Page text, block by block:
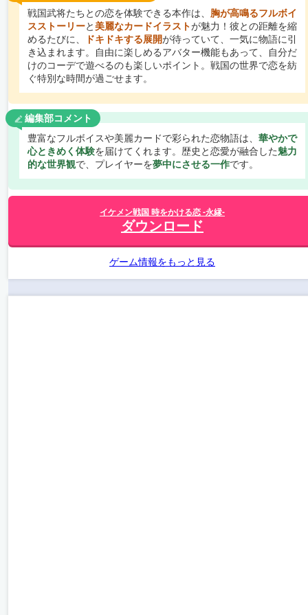
戦国武将たちとの恋を体験できる本作は、 胸が高鳴るフルボイ
スストーリーと美麗なカードイラストが魅力！彼との距離を縮
めるたびに、
ドキドキする展開が待っていて、一気に物語に引
き込まれます。自由に楽しめるアバター機能もあって、自分だ
けのコーデで遊べるのも楽しいポイント。戦国の世界で恋を紡
ぐ特別な時間が過ごせます。
編集部コメント
豊富なフルボイスや美麗カードで彩られた恋物語は、 華やかで
心ときめく体験を届けてくれます。歴史と恋愛が融合した魅力
的な世界観で、プレイヤーを夢中にさせる一作です。
イケメン戦国 時をかける恋 -永縁-
ダウンロード
ゲーム情報をもっと見る